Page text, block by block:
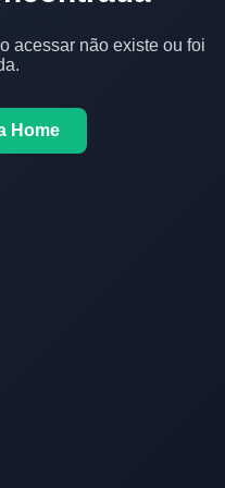
acessar não existe ou foi
Home